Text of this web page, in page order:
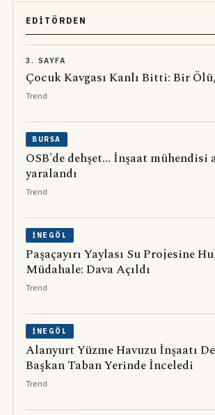
EDITÖRDEN
3. SAYFA
Çocuk Kavgası Kanlı Bitti: Bir
Trend
BURSA
OSB'de dehşet... İnşaat mühendisi
yaralandı
Trend
İNEGÖL
Paşaçayırı Yaylası Su Projesine
Müdahale: Dava Açıldı
Trend
İNEGÖL
Alanyurt Yüzme Havuzu İnşaatı
Başkan Taban Yerinde İnceledi
Trend